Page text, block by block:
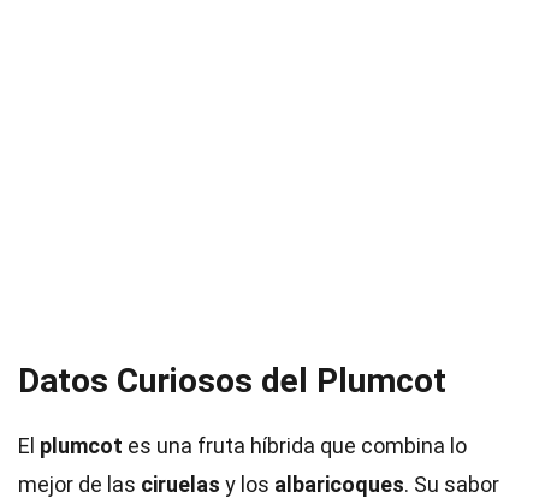
Datos Curiosos del Plumcot
El plumcot es una fruta híbrida que combina lo
mejor de las ciruelas y los albaricoques. Su sabor